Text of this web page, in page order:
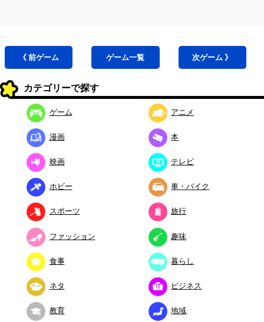
《 前ゲーム ゲーム一覧 次ゲーム 》
カテゴリーで探す
ゲーム アニメ
漫画 本
映画 テレビ
ホビー 車・バイク
スポーツ 旅行
ファッション 趣味
食事 暮らし
ネタ ビジネス
教育 地域